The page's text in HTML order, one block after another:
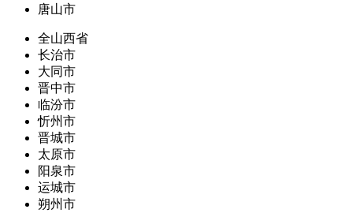
唐山市
全山西省
长治市
大同市
晋中市
临汾市
忻州市
晋城市
太原市
阳泉市
运城市
朔州市